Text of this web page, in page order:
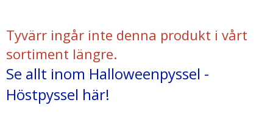
Tyvärr ingår inte denna produkt i vårt
sortiment längre.
Se allt inom Halloweenpyssel -
Höstpyssel här!